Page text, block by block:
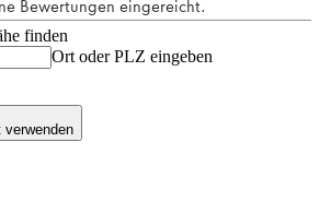
finden
Ort oder PLZ eingeben